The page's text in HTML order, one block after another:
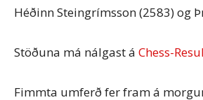
Héðinn Steingrímsson (2583) og
Stöðuna má nálgast á Chess-
Fimmta umferð fer fram á